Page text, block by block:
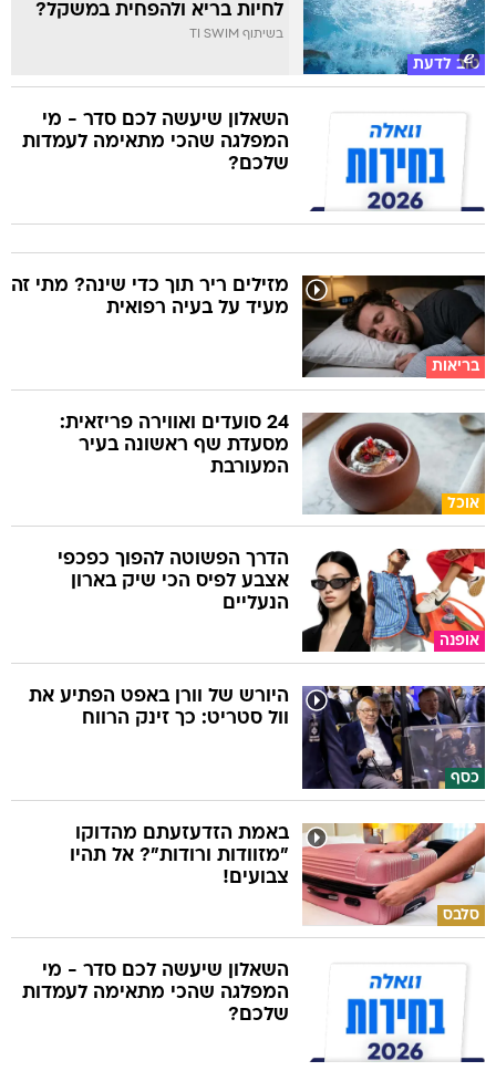
טוב לדעת
לחיות בריא ולהפחית במשקל?
בשיתוף TI SWIM
השאלון שיעשה לכם סדר - מי
המפלגה שהכי מתאימה לעמדות
שלכם?
בריאות
מזילים ריר תוך כדי שינה? מתי זה
מעיד על בעיה רפואית
אוכל
24 סועדים ואווירה פריזאית:
מסעדת שף ראשונה בעיר
המעורבת
אופנה
הדרך הפשוטה להפוך כפכפי
אצבע לפיס הכי שיק בארון
הנעליים
כסף
היורש של וורן באפט הפתיע את
וול סטריט: כך זינק הרווח
סלבס
באמת הזדעזעתם מהדוקו
"מזוודות ורודות"? אל תהיו
צבועים!
השאלון שיעשה לכם סדר - מי
המפלגה שהכי מתאימה לעמדות
שלכם?